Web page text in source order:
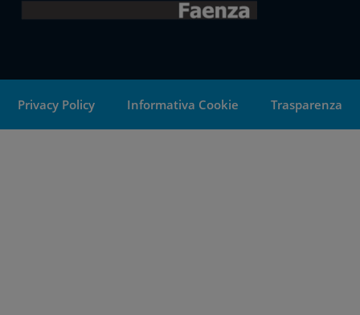
Privacy Policy Informativa Cookie Trasparenza